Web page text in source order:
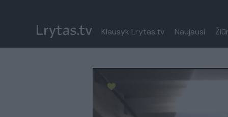
Klausyk Lrytas.tv Naujausi